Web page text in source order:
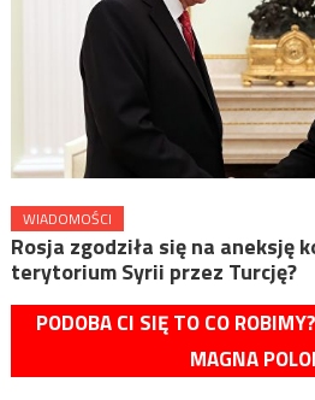
WIADOMOŚCI
Rosja zgodziła się na aneksję
terytorium Syrii przez Turcję?
PODOBA CI SIĘ TO CO
MAGNA